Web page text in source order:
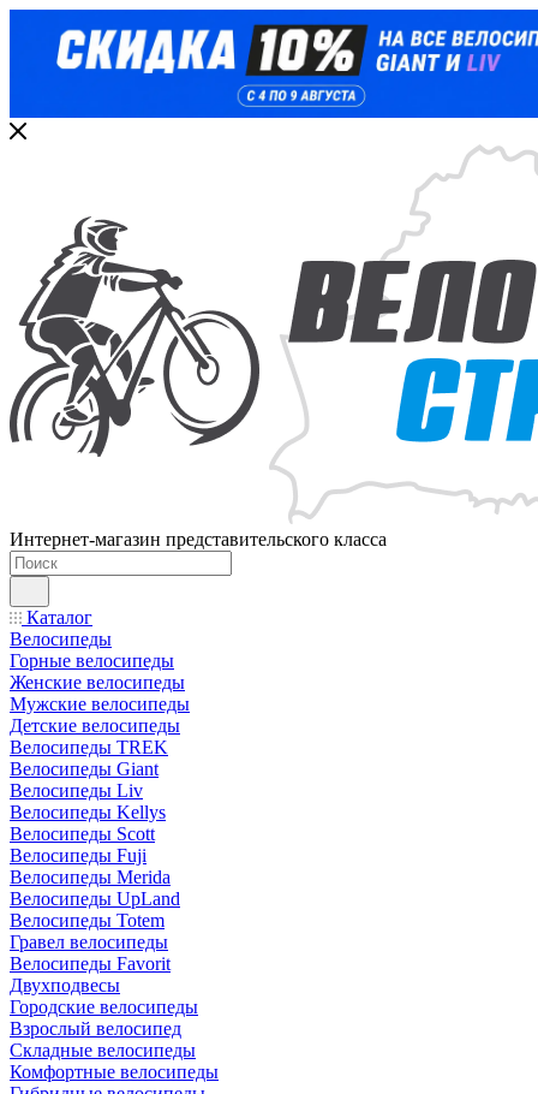
Интернет-магазин представительского класса
Каталог
Велосипеды
Горные велосипеды
Женские велосипеды
Мужские велосипеды
Детские велосипеды
Велосипеды TREK
Велосипеды Giant
Велосипеды Liv
Велосипеды Kellys
Велосипеды Scott
Велосипеды Fuji
Велосипеды Merida
Велосипеды UpLand
Велосипеды Totem
Гравел велосипеды
Велосипеды Favorit
Двухподвесы
Городские велосипеды
Взрослый велосипед
Складные велосипеды
Комфортные велосипеды